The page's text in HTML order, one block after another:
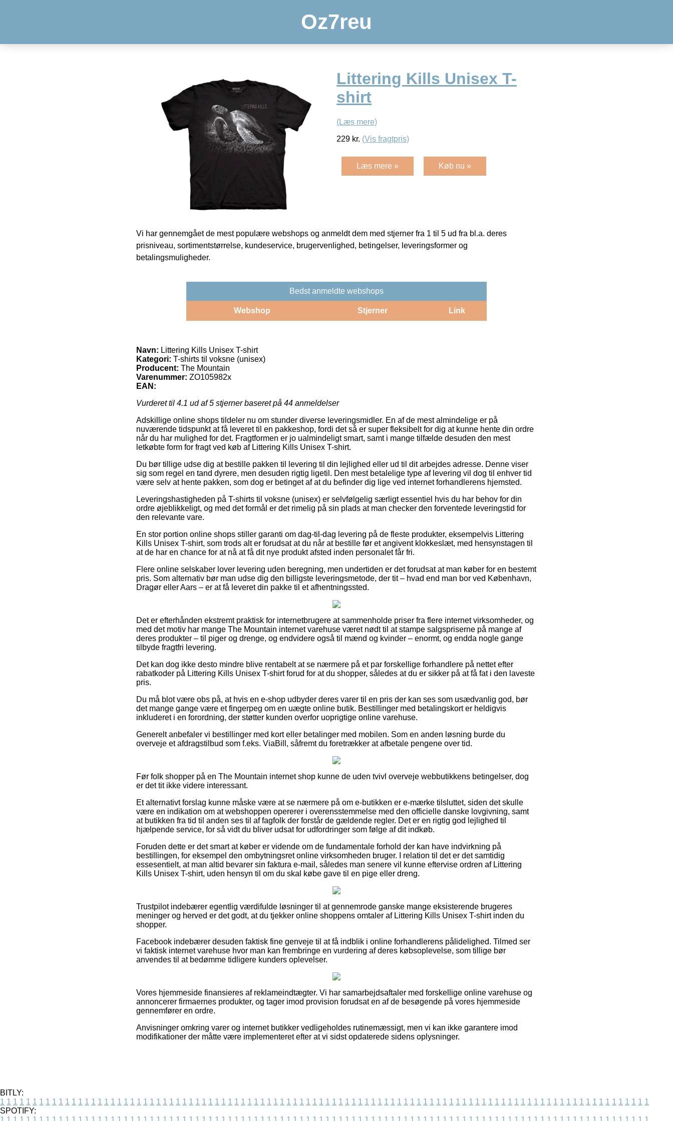
Oz7reu
Littering Kills Unisex T-
shirt
(Læs mere)
229 kr. (Vis fragtpris)
Læs mere » Køb nu »
Vi har gennemgået de mest populære webshops og anmeldt dem med stjerner fra 1 til 5 ud fra bl.a. deres
prisniveau, sortimentstørrelse, kundeservice, brugervenlighed, betingelser, leveringsformer og
betalingsmuligheder.
Bedst anmeldte webshops
Webshop Stjerner Link
Navn: Littering Kills Unisex T-shirt
Kategori: T-shirts til voksne (unisex)
Producent: The Mountain
Varenummer: ZO105982x
EAN:
Vurderet til 4.1 ud af 5 stjerner baseret på 44 anmeldelser
Adskillige online shops tildeler nu om stunder diverse leveringsmidler. En af de mest almindelige er på
nuværende tidspunkt at få leveret til en pakkeshop, fordi det så er super fleksibelt for dig at kunne hente din ordre
når du har mulighed for det. Fragtformen er jo ualmindeligt smart, samt i mange tilfælde desuden den mest
letkøbte form for fragt ved køb af Littering Kills Unisex T-shirt.
Du bør tillige udse dig at bestille pakken til levering til din lejlighed eller ud til dit arbejdes adresse. Denne viser
sig som regel en tand dyrere, men desuden rigtig ligetil. Den mest betalelige type af levering vil dog til enhver tid
være selv at hente pakken, som dog er betinget af at du befinder dig lige ved internet forhandlerens hjemsted.
Leveringshastigheden på T-shirts til voksne (unisex) er selvfølgelig særligt essentiel hvis du har behov for din
ordre øjeblikkeligt, og med det formål er det rimelig på sin plads at man checker den forventede leveringstid for
den relevante vare.
En stor portion online shops stiller garanti om dag-til-dag levering på de fleste produkter, eksempelvis Littering
Kills Unisex T-shirt, som trods alt er forudsat at du når at bestille før et angivent klokkeslæt, med hensynstagen til
at de har en chance for at nå at få dit nye produkt afsted inden personalet får fri.
Flere online selskaber lover levering uden beregning, men undertiden er det forudsat at man køber for en bestemt
pris. Som alternativ bør man udse dig den billigste leveringsmetode, der tit – hvad end man bor ved København,
Dragør eller Aars – er at få leveret din pakke til et afhentningssted.
Det er efterhånden ekstremt praktisk for internetbrugere at sammenholde priser fra flere internet virksomheder, og
med det motiv har mange The Mountain internet varehuse været nødt til at stampe salgspriserne på mange af
deres produkter – til piger og drenge, og endvidere også til mænd og kvinder – enormt, og endda nogle gange
tilbyde fragtfri levering.
Det kan dog ikke desto mindre blive rentabelt at se nærmere på et par forskellige forhandlere på nettet efter
rabatkoder på Littering Kills Unisex T-shirt forud for at du shopper, således at du er sikker på at få fat i den laveste
pris.
Du må blot være obs på, at hvis en e-shop udbyder deres varer til en pris der kan ses som usædvanlig god, bør
det mange gange være et fingerpeg om en uægte online butik. Bestillinger med betalingskort er heldigvis
inkluderet i en forordning, der støtter kunden overfor uoprigtige online varehuse.
Generelt anbefaler vi bestillinger med kort eller betalinger med mobilen. Som en anden løsning burde du
overveje et afdragstilbud som f.eks. ViaBill, såfremt du foretrækker at afbetale pengene over tid.
Før folk shopper på en The Mountain internet shop kunne de uden tvivl overveje webbutikkens betingelser, dog
er det tit ikke videre interessant.
Et alternativt forslag kunne måske være at se nærmere på om e-butikken er e-mærke tilsluttet, siden det skulle
være en indikation om at webshoppen opererer i overensstemmelse med den officielle danske lovgivning, samt
at butikken fra tid til anden ses til af fagfolk der forstår de gældende regler. Det er en rigtig god lejlighed til
hjælpende service, for så vidt du bliver udsat for udfordringer som følge af dit indkøb.
Foruden dette er det smart at køber er vidende om de fundamentale forhold der kan have indvirkning på
bestillingen, for eksempel den ombytningsret online virksomheden bruger. I relation til det er det samtidig
essesentielt, at man altid bevarer sin faktura e-mail, således man senere vil kunne eftervise ordren af Littering
Kills Unisex T-shirt, uden hensyn til om du skal købe gave til en pige eller dreng.
Trustpilot indebærer egentlig værdifulde løsninger til at gennemrode ganske mange eksisterende brugeres
meninger og herved er det godt, at du tjekker online shoppens omtaler af Littering Kills Unisex T-shirt inden du
shopper.
Facebook indebærer desuden faktisk fine genveje til at få indblik i online forhandlerens pålidelighed. Tilmed ser
vi faktisk internet varehuse hvor man kan frembringe en vurdering af deres købsoplevelse, som tillige bør
anvendes til at bedømme tidligere kunders oplevelser.
Vores hjemmeside finansieres af reklameindtægter. Vi har samarbejdsaftaler med forskellige online varehuse og
annoncerer firmaernes produkter, og tager imod provision forudsat en af de besøgende på vores hjemmeside
gennemfører en ordre.
Anvisninger omkring varer og internet butikker vedligeholdes rutinemæssigt, men vi kan ikke garantere imod
modifikationer der måtte være implementeret efter at vi sidst opdaterede sidens oplysninger.
BITLY:
1 1 1 1 1 1 1 1 1 1 1 1 1 1 1 1 1 1 1 1 1 1 1 1 1 1 1 1 1 1 1 1 1 1 1 1 1 1 1 1 1 1 1 1 1 1 1 1 1 1 1 1 1 1 1 1 1 1 1 1 1 1 1 1 1 1 1 1 1 1 1 1 1 1 1 1 1 1 1 1 1 1 1 1 1 1 1 1 1 1 1 1 1 1 1 1 1 1 1 1
SPOTIFY: